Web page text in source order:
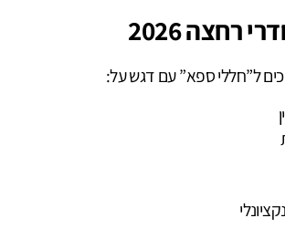
רחצה 2026
ל”חללי ספא” עם דגש על: